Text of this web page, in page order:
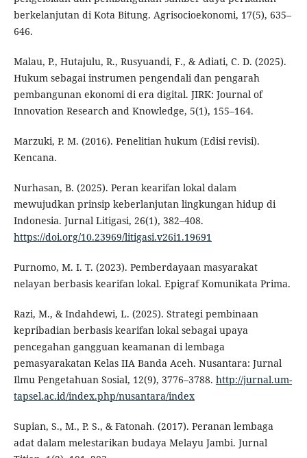
berkelanjutan di Kota Bitung. Agrisocioekonomi, 17(5), 635–
646.
Malau, P., Hutajulu, R., Rusyuandi, F., & Adiati, C. D. (2025).
Hukum sebagai instrumen pengendali dan pengarah
pembangunan ekonomi di era digital. JIRK: Journal of
Innovation Research and Knowledge, 5(1), 155–164.
Marzuki, P. M. (2016). Penelitian hukum (Edisi revisi).
Kencana.
Nurhasan, B. (2025). Peran kearifan lokal dalam
mewujudkan prinsip keberlanjutan lingkungan hidup di
Indonesia. Jurnal Litigasi, 26(1), 382–408.
https://doi.org/10.23969/litigasi.v26i1.19691
Purnomo, M. I. T. (2023). Pemberdayaan masyarakat
nelayan berbasis kearifan lokal. Epigraf Komunikata Prima.
Razi, M., & Indahdewi, L. (2025). Strategi pembinaan
kepribadian berbasis kearifan lokal sebagai upaya
pencegahan gangguan keamanan di lembaga
pemasyarakatan Kelas IIA Banda Aceh. Nusantara: Jurnal
Ilmu Pengetahuan Sosial, 12(9), 3776–3788. http://jurnal.um-
tapsel.ac.id/index.php/nusantara/index
Supian, S., M., P. S., & Fatonah. (2017). Peranan lembaga
adat dalam melestarikan budaya Melayu Jambi. Jurnal